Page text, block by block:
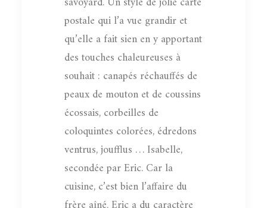
postale qui l’a vue grandir et
qu’elle a fait sien en y apportant
des touches chaleureuses à
souhait : canapés réchauffés de
peaux de mouton et de coussins
écossais, corbeilles de
coloquintes colorées, édredons
ventrus, joufflus … Isabelle,
secondée par Eric. Car la
cuisine, c’est bien l’affaire du